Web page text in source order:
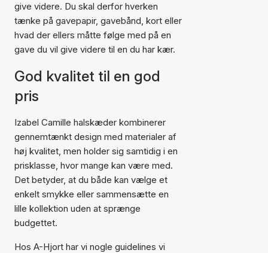
give videre. Du skal derfor hverken
tænke på gavepapir, gavebånd, kort eller
hvad der ellers måtte følge med på en
gave du vil give videre til en du har kær.
God kvalitet til en god
pris
Izabel Camille halskæder kombinerer
gennemtænkt design med materialer af
høj kvalitet, men holder sig samtidig i en
prisklasse, hvor mange kan være med.
Det betyder, at du både kan vælge et
enkelt smykke eller sammensætte en
lille kollektion uden at sprænge
budgettet.
Hos A-Hjort har vi nogle guidelines vi